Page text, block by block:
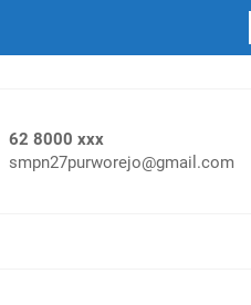
62 8000 xxx
smpn27purworejo@gmail.com